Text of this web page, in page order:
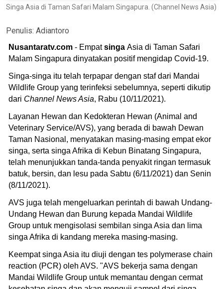
Singa Asia di Taman Safari Malam Singapura. (Channel News Asia)
Penulis: Adiantoro
Nusantaratv.com - Empatsinga Asia di Taman Safari
Malam Singapura dinyatakan positif mengidap Covid-19.
Singa-singa itu telah terpapar dengan staf dari Mandai
Wildlife Group yang terinfeksi sebelumnya, seperti dikutip
dari Channel News Asia, Rabu (10/11/2021).
Layanan Hewan dan Kedokteran Hewan (Animal and
Veterinary Service/AVS), yang berada di bawah Dewan
Taman Nasional, menyatakan masing-masing empat ekor
singa, serta singa Afrika di Kebun Binatang Singapura,
telah menunjukkan tanda-tanda penyakit ringan termasuk
batuk, bersin, dan lesu pada Sabtu (6/11/2021) dan Senin
(8/11/2021).
AVS juga telah mengeluarkan perintah di bawah Undang-
Undang Hewan dan Burung kepada Mandai Wildlife
Group untuk mengisolasi sembilan singa Asia dan lima
singa Afrika di kandang mereka masing-masing.
Keempat singa Asia itu diuji dengan tes polymerase chain
reaction (PCR) oleh AVS. "AVS bekerja sama dengan
Mandai Wildlife Group untuk memantau dengan cermat